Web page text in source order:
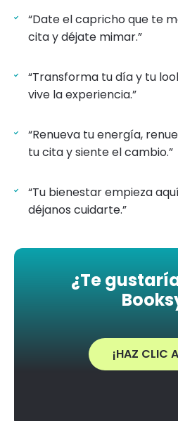
“Date el capricho que te
cita y déjate mimar.”
“Transforma tu día y tu
vive la experiencia.”
“Renueva tu energía,
tu cita y siente el cambio.”
“Tu bienestar empieza
déjanos cuidarte.”
¿Te
¡HAZ CLIC